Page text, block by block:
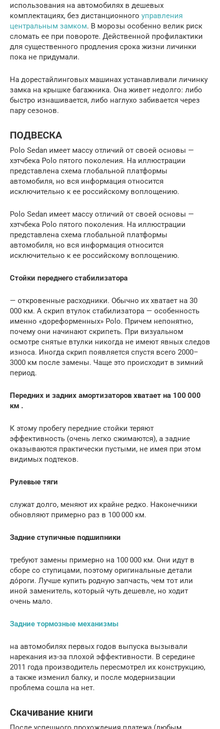
использования на автомобилях в дешевых
комплектациях, без дистанционного управления
центральным замком. В морозы особенно велик риск
сломать ее при повороте. Действенной профилактики
для существенного продления срока жизни личинки
пока не придумали.
На дорестайлинговых машинах устанавливали личинку
замка на крышке багажника. Она живет недолго: либо
быстро изнашивается, либо наглухо забивается через
пару сезонов.
ПОДВЕСКА
Polo Sedan имеет массу отличий от своей основы —
хэтчбека Polo пятого поколения. На иллюстрации
представлена схема глобальной платформы
автомобиля, но вся информация относится
исключительно к ее российскому воплощению.
Polo Sedan имеет массу отличий от своей основы —
хэтчбека Polo пятого поколения. На иллюстрации
представлена схема глобальной платформы
автомобиля, но вся информация относится
исключительно к ее российскому воплощению.
Стойки переднего стабилизатора
— откровенные расходники. Обычно их хватает на 30
000 км. А скрип втулок стабилизатора — особенность
именно «дореформенных» Polo. Причем непонятно,
почему они начинают скрипеть. При визуальном
осмотре снятые втулки никогда не имеют явных следов
износа. Иногда скрип появляется спустя всего 2000–
3000 км после замены. Чаще это происходит в зимний
период.
Передних и задних амортизаторов хватает на 100 000
км .
К этому пробегу передние стойки теряют
эффективность (очень легко сжимаются), а задние
оказываются практически пустыми, не имея при этом
видимых подтеков.
Рулевые тяги
служат долго, меняют их крайне редко. Наконечники
обновляют примерно раз в 100 000 км.
Задние ступичные подшипники
требуют замены примерно на 100 000 км. Они идут в
сборе со ступицами, поэтому оригинальные детали
дóроги. Лучше купить родную запчасть, чем тот или
иной заменитель, который чуть дешевле, но ходит
очень мало.
Задние тормозные механизмы
на автомобилях первых годов выпуска вызывали
нарекания из-за плохой эффективности. В середине
2011 года производитель пересмотрел их конструкцию,
а также изменил балку, и после модернизации
проблема сошла на нет.
Скачивание книги